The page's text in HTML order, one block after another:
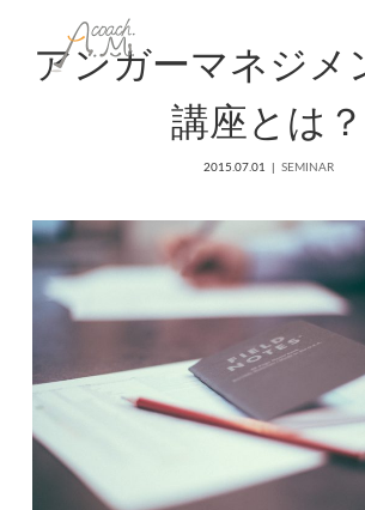
アンガーマネジメ
講座とは？
2015.07.01 SEMINAR